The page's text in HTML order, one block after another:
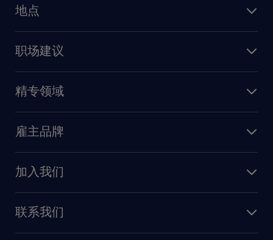
保险
地点
北京
苏州
职场建议
职业发展
精专领域
业务支持
保险
雇主品牌
加入我们
我们的优势
联系我们